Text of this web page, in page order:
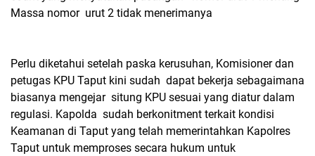
Massa nomor urut 2 tidak menerimanya
Perlu diketahui setelah paska kerusuhan, Komisioner dan
petugas KPU Taput kini sudah dapat bekerja sebagaimana
biasanya mengejar situng KPU sesuai yang diatur dalam
regulasi. Kapolda sudah berkonitment terkait kondisi
Keamanan di Taput yang telah memerintahkan Kapolres
Taput untuk memproses secara hukum untuk